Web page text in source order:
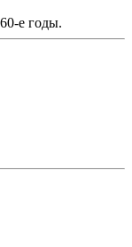
е годы.